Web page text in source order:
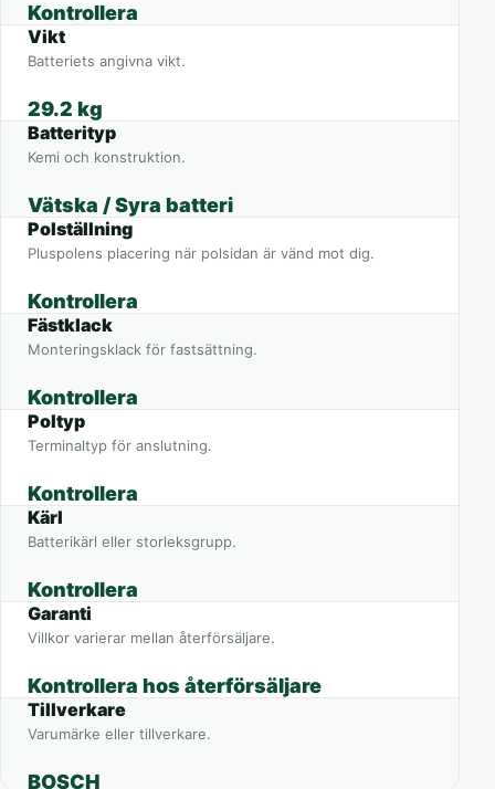
Kontrollera
Vikt
Batteriets angivna vikt.
29.2 kg
Batterityp
Kemi och konstruktion.
Vätska / Syra batteri
Polställning
Pluspolens placering när polsidan är vänd mot dig.
Kontrollera
Fästklack
Monteringsklack för fastsättning.
Kontrollera
Poltyp
Terminaltyp för anslutning.
Kontrollera
Kärl
Batterikärl eller storleksgrupp.
Kontrollera
Garanti
Villkor varierar mellan återförsäljare.
Kontrollera hos återförsäljare
Tillverkare
Varumärke eller tillverkare.
BOSCH